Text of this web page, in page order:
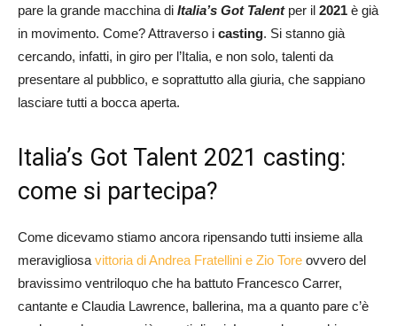
pare la grande macchina di Italia’s Got Talentper il 2021 è già
in movimento. Come? Attraverso i casting. Si stanno già
cercando, infatti, in giro per l’Italia, e non solo, talenti da
presentare al pubblico, e soprattutto alla giuria, che sappiano
lasciare tutti a bocca aperta.
Italia’s Got Talent 2021 casting:
come si partecipa?
Come dicevamo stiamo ancora ripensando tutti insieme alla
meravigliosa vittoria di Andrea Fratellini e Zio Tore ovvero del
bravissimo ventriloquo che ha battuto Francesco Carrer,
cantante e Claudia Lawrence, ballerina, ma a quanto pare c’è